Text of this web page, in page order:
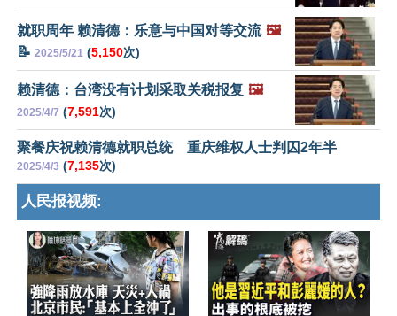
就职周年 赖清德：乐意与中国对等交流 🖼️
📝 2025/5/21 (5,150次)
赖清德：台湾没有计划采取关税报复 🖼️
2025/4/7 (7,591次)
聚餐庆祝赖清德就职总统 重庆维权人士判囚2年半
2025/4/3 (7,135次)
人民报视频: